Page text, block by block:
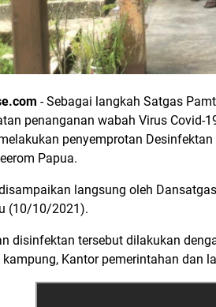
- Sebagai langkah Satgas
penanganan wabah Virus Covid-
penyemprotan
Papua.
langsung oleh
(10/10/2021).
disinfektan tersebut dilakukan
Kantor pemerintahan dan